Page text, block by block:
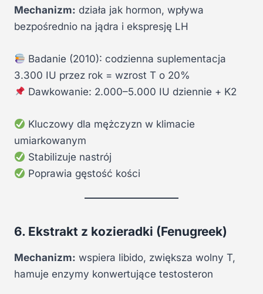
Mechanizm: działa jak hormon, wpływa
bezpośrednio na jądra i ekspresję LH
Badanie (2010): codzienna suplementacja
3.300 IU przez rok = wzrost T o 20%
Dawkowanie: 2.000–5.000 IU dziennie + K2
Kluczowy dla mężczyzn w klimacie
umiarkowanym
Stabilizuje nastrój
Poprawia gęstość kości
6. Ekstrakt z kozieradki (Fenugreek)
Mechanizm: wspiera libido, zwiększa wolny T,
hamuje enzymy konwertujące testosteron